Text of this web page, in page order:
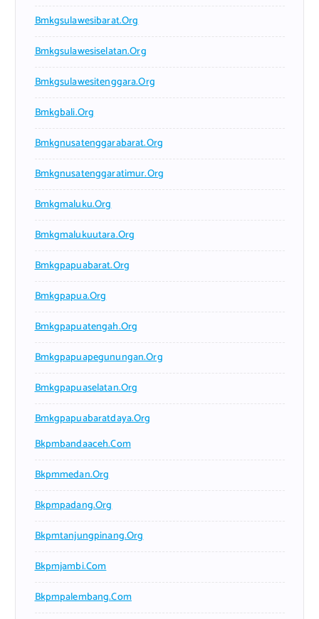
Bmkgsulawesibarat.org
Bmkgsulawesiselatan.org
Bmkgsulawesitenggara.org
Bmkgbali.org
Bmkgnusatenggarabarat.org
Bmkgnusatenggaratimur.org
Bmkgmaluku.org
Bmkgmalukuutara.org
Bmkgpapuabarat.org
Bmkgpapua.org
Bmkgpapuatengah.org
Bmkgpapuapegunungan.org
Bmkgpapuaselatan.org
Bmkgpapuabaratdaya.org
Bkpmbandaaceh.com
Bkpmmedan.org
Bkpmpadang.org
Bkpmtanjungpinang.org
Bkpmjambi.com
Bkpmpalembang.com